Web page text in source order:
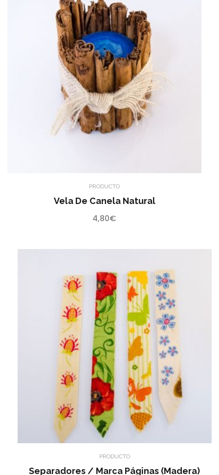
PRODUCTO
Vela De Canela Natural
4,80€
PRODUCTO
Separadores / Marca Páginas (madera)